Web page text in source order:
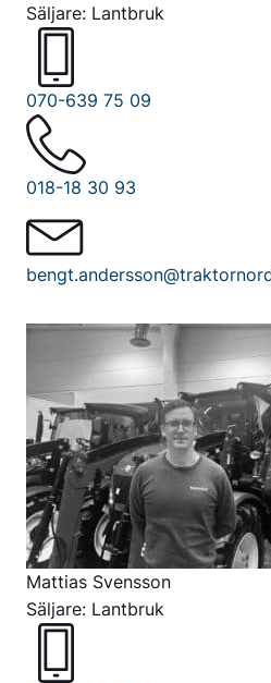
Säljare: Lantbruk
070-639 75 09
018-18 30 93
Mattias Svensson
Säljare: Lantbruk